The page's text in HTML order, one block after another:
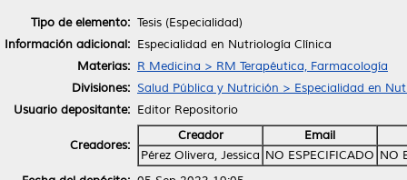
Tipo de elemento: Tesis (Especialidad)
Información adicional: Especialidad en Nutriología Clínica
Materias: R Medicina > RM Terapéutica, Farmacología
Divisiones: Salud Pública y Nutrición > Especialidad en
Usuario depositante: Editor Repositorio
Creadores:
Creador
Email
Pérez Olivera, Jessica NO ESPECIFICADO NO